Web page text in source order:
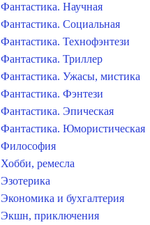
Фантастика. Научная
Фантастика. Социальная
Фантастика. Технофэнтези
Фантастика. Триллер
Фантастика. Ужасы, мистика
Фантастика. Фэнтези
Фантастика. Эпическая
Фантастика. Юмористическая
Философия
Хобби, ремесла
Эзотерика
Экономика и бухгалтерия
Экшн, приключения